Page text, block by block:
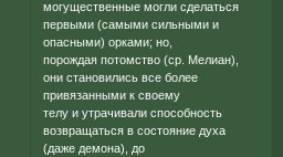
могущественные могли сделаться
первыми (самыми сильными и
опасными) орками; но,
порождая потомство (ср. Мелиан),
они становились все более
привязанными к своему
телу и утрачивали способность
возвращаться в состояние духа
(даже демона), до